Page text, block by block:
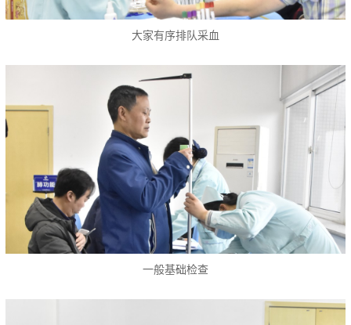
大家有序排队采血
一般基础检查